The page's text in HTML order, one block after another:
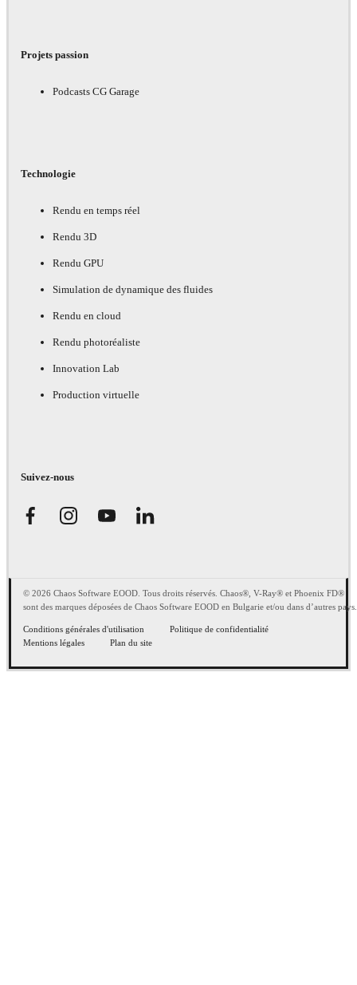
Projets passion
Podcasts CG Garage
Technologie
Rendu en temps réel
Rendu 3D
Rendu GPU
Simulation de dynamique des fluides
Rendu en cloud
Rendu photoréaliste
Innovation Lab
Production virtuelle
Suivez-nous
© 2026 Chaos Software EOOD. Tous droits réservés. Chaos®, V-Ray® et Phoenix FD®
sont des marques déposées de Chaos Software EOOD en Bulgarie et/ou dans d’autres pays.
Conditions générales d'utilisation
Politique de confidentialité
Mentions légales
Plan du site